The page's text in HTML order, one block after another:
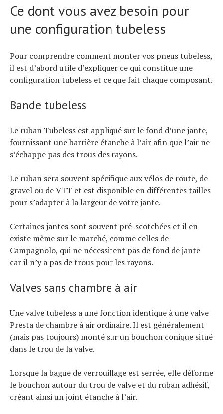
Ce dont vous avez besoin pour
une configuration tubeless
Pour comprendre comment monter vos pneus tubeless,
il est d’abord utile d’expliquer ce qui constitue une
configuration tubeless et ce que fait chaque composant.
Bande tubeless
Le ruban Tubeless est appliqué sur le fond d’une jante,
fournissant une barrière étanche à l’air afin que l’air ne
s’échappe pas des trous des rayons.
Le ruban sera souvent spécifique aux vélos de route, de
gravel ou de VTT et est disponible en différentes tailles
pour s’adapter à la largeur de votre jante.
Certaines jantes sont souvent pré-scotchées et il en
existe même sur le marché, comme celles de
Campagnolo, qui ne nécessitent pas de fond de jante
car il n’y a pas de trous pour les rayons.
Valves sans chambre à air
Une valve tubeless a une fonction identique à une valve
Presta de chambre à air ordinaire. Il est généralement
(mais pas toujours) monté sur un bouchon conique situé
dans le trou de la valve.
Lorsque la bague de verrouillage est serrée, elle déforme
le bouchon autour du trou de valve et du ruban adhésif,
créant ainsi un joint étanche à l’air.